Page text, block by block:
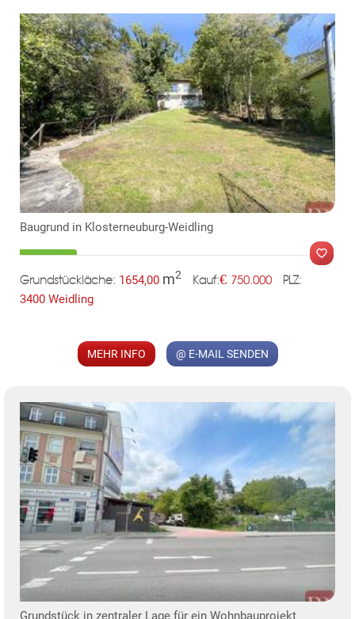
TE
KLIS
KLIS
Baugrund in Klosterneuburg-Weidling
Grundstückläche: 1654,00 m2 Kauf:€ 750.000 PLZ:
3400 Weidling
MEHR INFO @ E-MAIL SENDEN
Grundstück in zentraler Lage für ein Wohnbauprojekt